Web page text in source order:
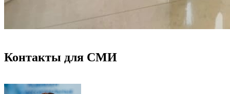
Контакты для СМИ